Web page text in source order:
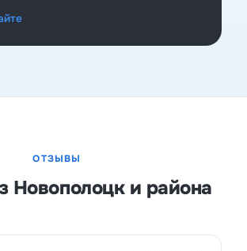
ОТЗЫВЫ
Новополоцк и района